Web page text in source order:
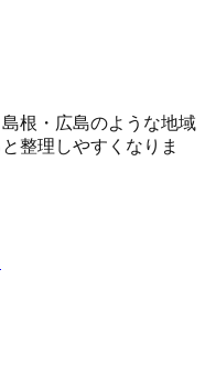
根・広島のような地域
整理しやすくなりま